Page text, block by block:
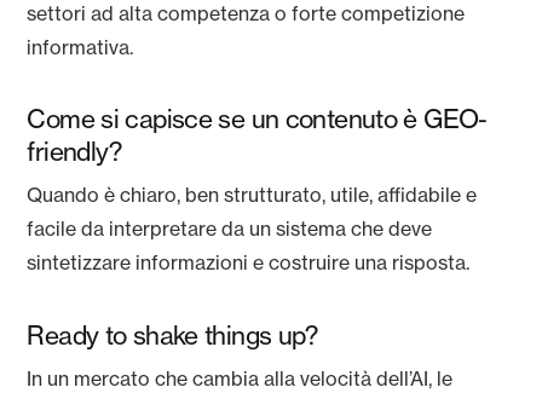
settori ad alta competenza o forte competizione
informativa.
Come si capisce se un contenuto è GEO-
friendly?
Quando è chiaro, ben strutturato, utile, affidabile e
facile da interpretare da un sistema che deve
sintetizzare informazioni e costruire una risposta.
Ready to shake things up?
In un mercato che cambia alla velocità dell’AI, le